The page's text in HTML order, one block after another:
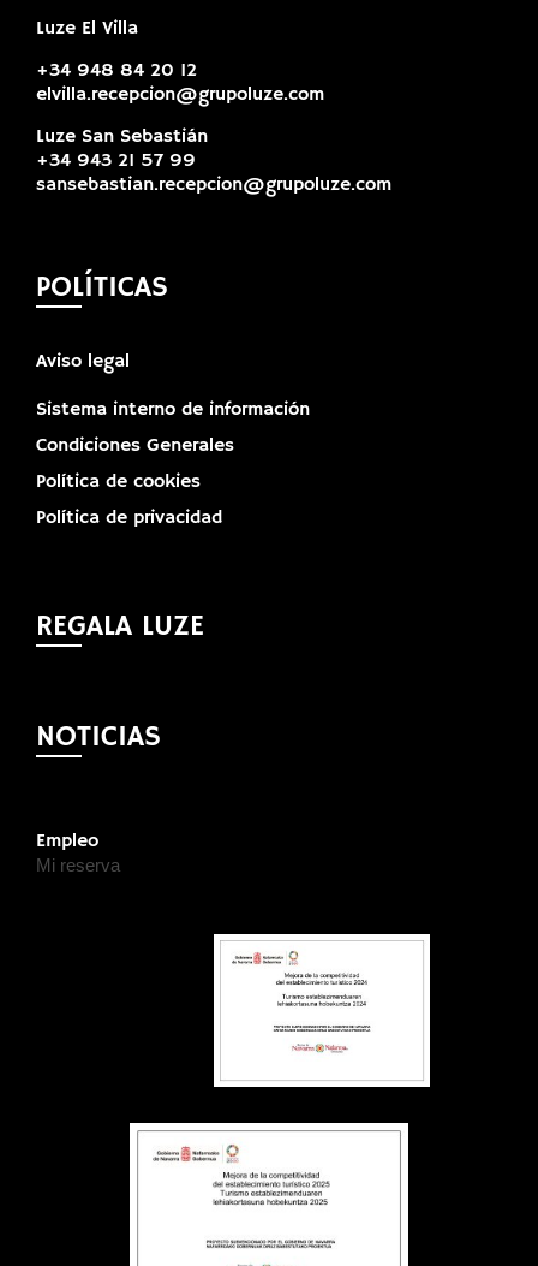
Luze El Villa
+34 948 84 20 12
elvilla.recepcion@grupoluze.com
Luze San Sebastián
+34 943 21 57 99
sansebastian.recepcion@grupoluze.com
POLÍTICAS
Aviso legal
Sistema interno de información
Condiciones Generales
Política de cookies
Política de privacidad
REGALA LUZE
NOTICIAS
Empleo
Mi reserva